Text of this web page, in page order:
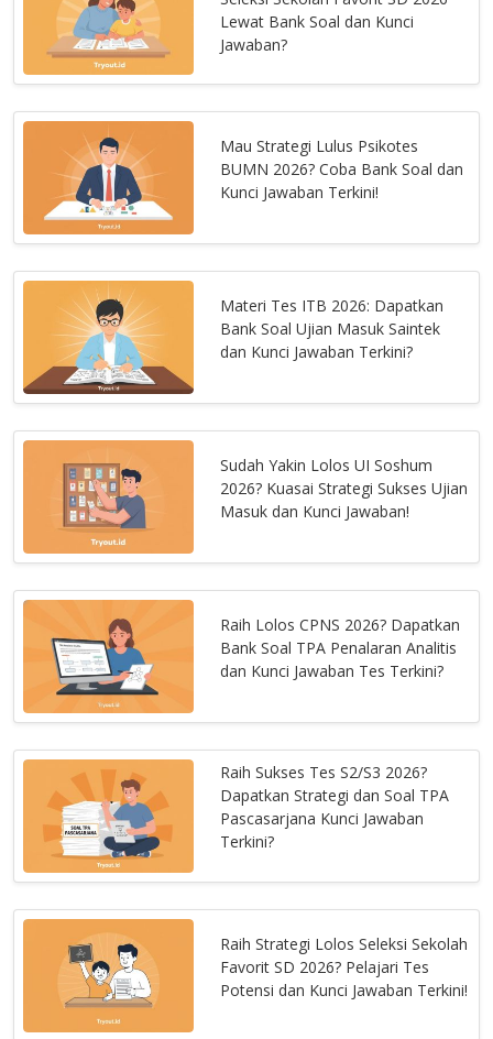
Lewat Bank Soal dan Kunci
Jawaban?
Mau Strategi Lulus Psikotes
BUMN 2026? Coba Bank Soal dan
Kunci Jawaban Terkini!
Materi Tes ITB 2026: Dapatkan
Bank Soal Ujian Masuk Saintek
dan Kunci Jawaban Terkini?
Sudah Yakin Lolos UI Soshum
2026? Kuasai Strategi Sukses Ujian
Masuk dan Kunci Jawaban!
Raih Lolos CPNS 2026? Dapatkan
Bank Soal TPA Penalaran Analitis
dan Kunci Jawaban Tes Terkini?
Raih Sukses Tes S2/S3 2026?
Dapatkan Strategi dan Soal TPA
Pascasarjana Kunci Jawaban
Terkini?
Raih Strategi Lolos Seleksi Sekolah
Favorit SD 2026? Pelajari Tes
Potensi dan Kunci Jawaban Terkini!